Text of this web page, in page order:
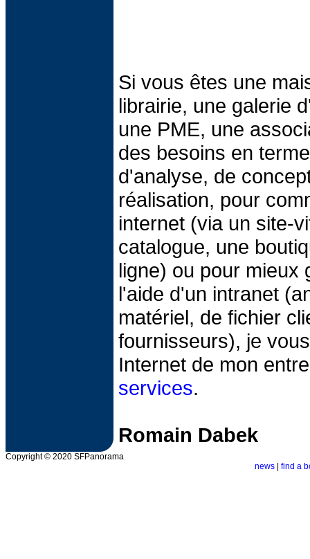
Si vous êtes une
librairie, une galerie
une PME, une
des besoins en
d'analyse, de
réalisation, pour
internet (via un site-
catalogue, une
ligne) ou pour mieux
l'aide d'un intranet
matériel, de fichier
fournisseurs), je
Internet de mon
services.
Romain Dabek
Copyright © 2020 SFPanorama
news| find a